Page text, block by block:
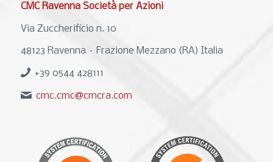
CMC Ravenna Società per Azioni
Via Zuccherificio n. 10
48123 Ravenna – Frazione Mezzano (RA) Italia
+39 0544 428111
cmc.cmc@cmcra.com